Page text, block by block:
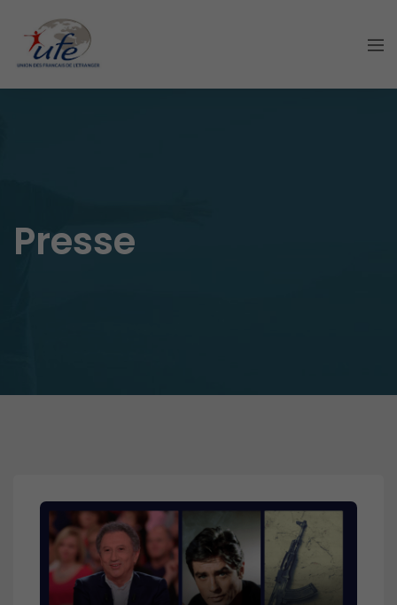
Presse